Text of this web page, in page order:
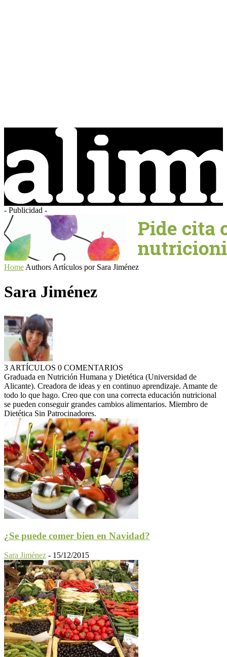
- Publicidad -
Home Authors Artículos por Sara Jiménez
Sara Jiménez
3 ARTÍCULOS 0 COMENTARIOS
Graduada en Nutrición Humana y Dietética (Universidad de
Alicante). Creadora de ideas y en continuo aprendizaje. Amante de
todo lo que hago. Creo que con una correcta educación nutricional
se pueden conseguir grandes cambios alimentarios. Miembro de
Dietética Sin Patrocinadores.
¿Se puede comer bien en Navidad?
Sara Jiménez - 15/12/2015